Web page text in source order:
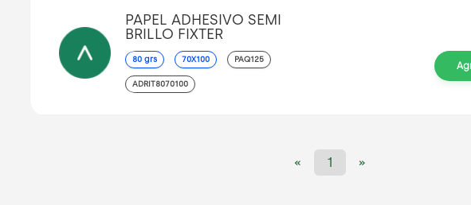
PAPEL ADHESIVO SEMI
BRILLO FIXTER
80 grs 70X100 PAQ125
ADRIT8070100
« 1 »